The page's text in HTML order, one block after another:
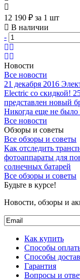
12 190 ₽ за 1 шт
В наличии
-
Новости
Все новости
21 декабря 2016
Electric со скидкой!
представлен новый
Никогда еще не
Все новости
Обзоры и советы
Все обзоры и советы
Как отследить
фотоаппараты для
солнечных батарей
Все обзоры и советы
Будьте в курсе!
Новости, обзоры и
Как купить
Способы
Способы
Гарантия
Вопросы и